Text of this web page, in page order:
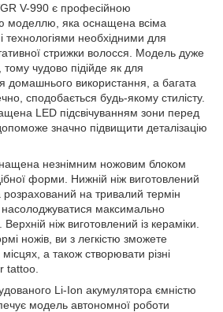
V-990 є професійною
моделлю, яка оснащена всіма
технологіями необхідними для
стрижки волосся. Модель дуже
тому чудово підійде як для
домашнього використання, а багата
сподобається будь-якому стилісту.
LED підсвічуванням зони перед
значно підвищити деталізацію
незнімним ножовим блоком
форми. Нижній ніж виготовлений
розрахований на тривалий термін
максимально
ніж виготовлений із кераміки.
ножів, ви з легкістю зможете
а також створювати різні
tattoo.
Li-Ion акумулятора ємністю
модель автономної роботи